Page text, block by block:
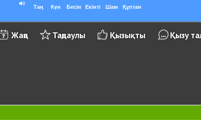
Таң Күн Бесін Екінті Шам Құптан
Жаңа Таңдаулы Қызықты Қызу